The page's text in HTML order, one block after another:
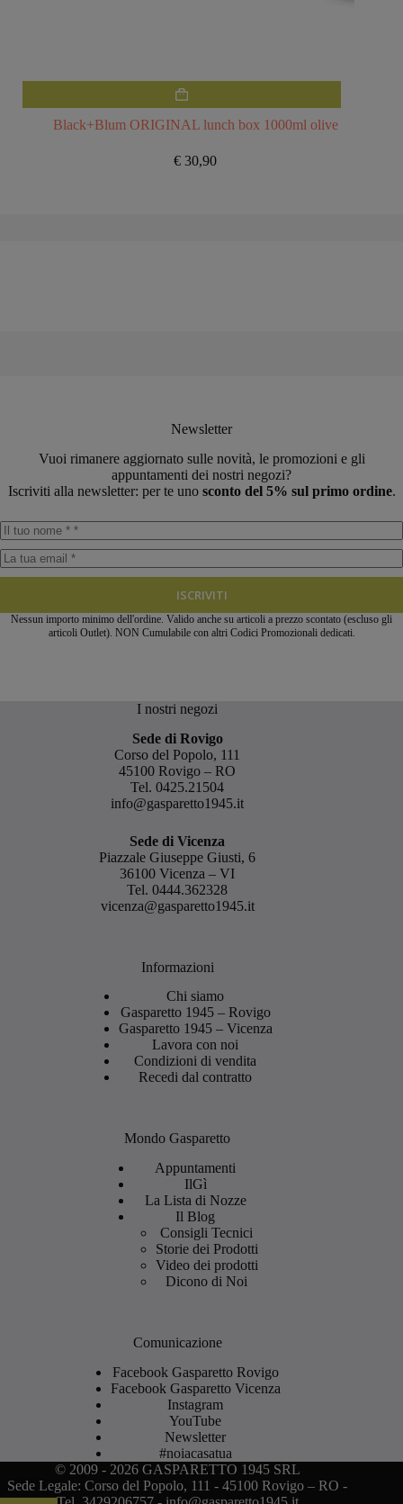
Black+Blum ORIGINAL lunch box 1000ml olive
€ 30,90
Newsletter
Vuoi rimanere aggiornato sulle novità, le promozioni e gli
appuntamenti dei nostri negozi?
Iscriviti alla newsletter: per te uno sconto del 5% sul primo ordine.
ISCRIVITI
Nessun importo minimo dell'ordine. Valido anche su articoli a prezzo scontato (escluso gli
articoli Outlet). NON Cumulabile con altri Codici Promozionali dedicati.
I nostri negozi
Sede di Rovigo
Corso del Popolo, 111
45100 Rovigo – RO
Tel.0425.21504
info@gasparetto1945.it
Sede di Vicenza
Piazzale Giuseppe Giusti, 6
36100 Vicenza – VI
Tel.0444.362328
vicenza@gasparetto1945.it
Informazioni
Chi siamo
Gasparetto 1945 – Rovigo
Gasparetto 1945 – Vicenza
Lavora con noi
Condizioni di vendita
Recedi dal contratto
Mondo Gasparetto
Appuntamenti
IlGì
La Lista di Nozze
Il Blog
Consigli Tecnici
Storie dei Prodotti
Video dei prodotti
Dicono di Noi
Comunicazione
Facebook Gasparetto Rovigo
Facebook Gasparetto Vicenza
Instagram
YouTube
Newsletter
#noiacasatua
© 2009 - 2026 GASPARETTO 1945 SRL
Sede Legale: Corso del Popolo, 111 - 45100 Rovigo – RO -